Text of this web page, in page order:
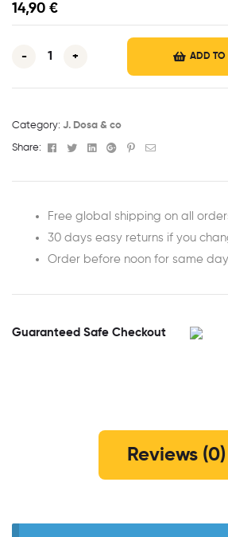
14,90 €
- + ADD TO
Category: J. Dosa & co
Share: Facebook
TwitterLinkedinGoogle+Pinterest
Email
Free global shipping on all
30 days easy returns if you
Order before noon for same
Guaranteed Safe Checkout
Reviews (0)